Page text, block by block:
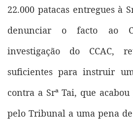
22.000 patacas entregues à
denunciar o facto ao
investigação do CCAC,
suficientes para instruir
contra a Srª Tai, que
pelo Tribunal a uma pena